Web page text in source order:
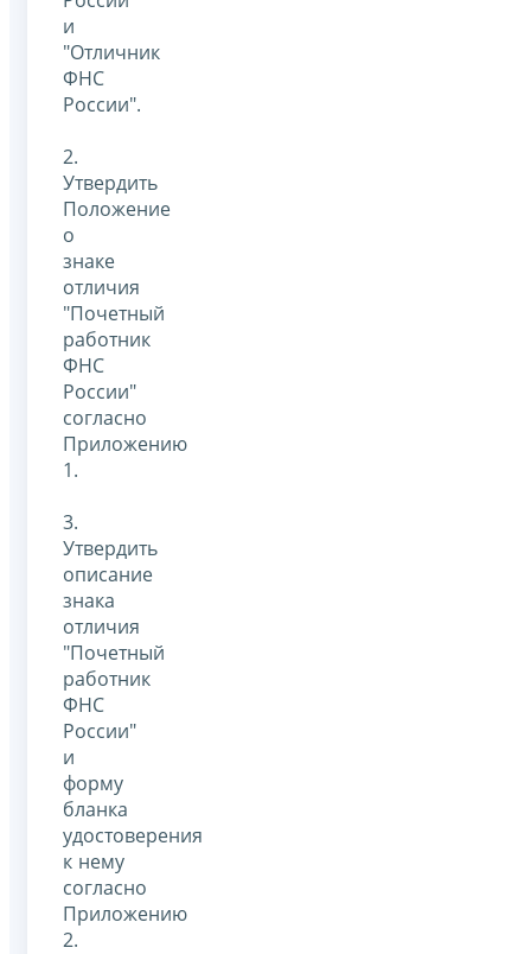
и
"Отличник
ФНС
России".
2.
Утвердить
Положение
о
знаке
отличия
"Почетный
работник
ФНС
России"
согласно
Приложению
1.
3.
Утвердить
описание
знака
отличия
"Почетный
работник
ФНС
России"
и
форму
бланка
удостоверения
к нему
согласно
Приложению
2.